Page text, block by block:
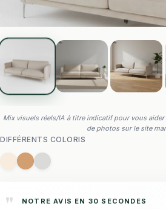
Mix visuels réels/IA à titre indicatif pour vous
de photos sur le site
DIFFÉRENTS COLORIS
NOTRE AVIS EN 30 SECONDES